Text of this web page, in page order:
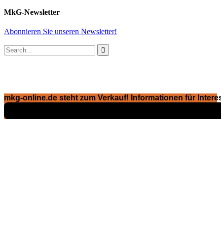
MkG-Newsletter
Abonnieren Sie unseren Newsletter!

mkg-online.de steht zum Verkauf! Informationen für